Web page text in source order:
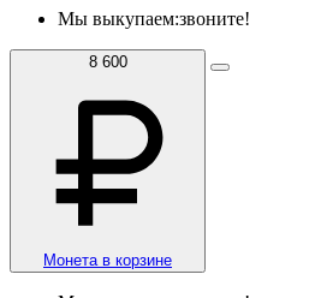
Мы выкупаем:звоните!
8 600
Монета в корзине